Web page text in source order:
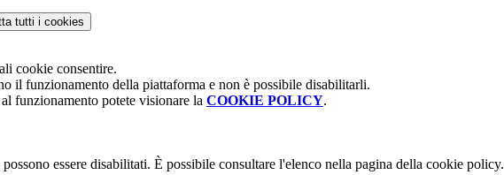
tutti i cookies
cookie consentire.
il funzionamento della piattaforma e non è possibile disabilitarli.
funzionamento potete visionare la COOKIE POLICY.
essere disabilitati. È possibile consultare l'elenco nella pagina della cookie policy.